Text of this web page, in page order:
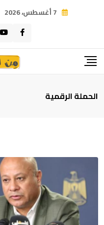
7 أغسطس، 2026
الحملة الرقمية